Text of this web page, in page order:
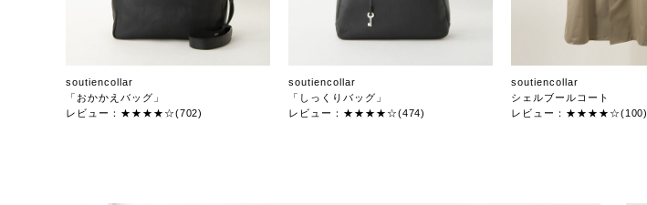
soutiencollar
「おかかえバッグ」
レビュー：★★★★☆(702)
soutiencollar
「しっくりバッグ」
レビュー：★★★★☆(474)
soutiencollar
シェルブールコート
レビュー：★★★★☆(100)